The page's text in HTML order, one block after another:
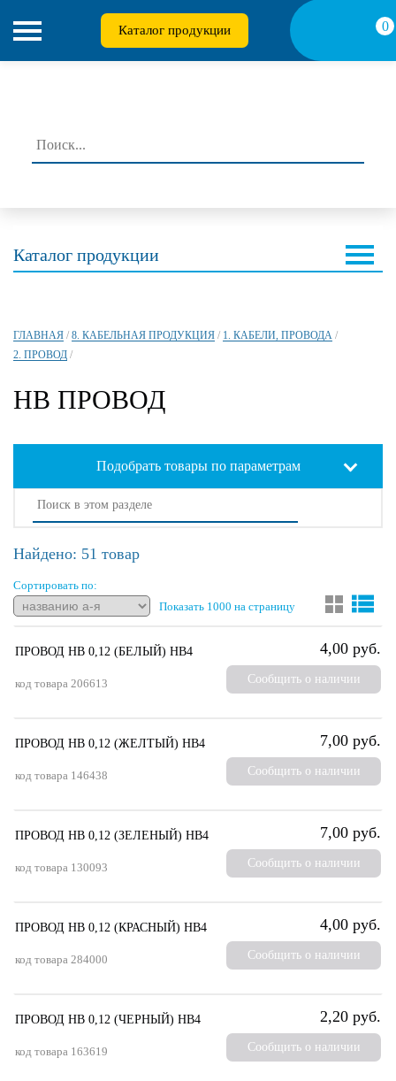
Каталог продукции 0
Каталог продукции
ГЛАВНАЯ / 8. КАБЕЛЬНАЯ ПРОДУКЦИЯ / 1. КАБЕЛИ, ПРОВОДА /
2. ПРОВОД /
НВ ПРОВОД
Подобрать товары по параметрам
Найдено: 51 товар
Сортировать по:
Показать 1000 на страницу
ПРОВОД НВ 0,12 (БЕЛЫЙ) НВ4
код товара 206613
4,00 руб.
Сообщить о наличии
ПРОВОД НВ 0,12 (ЖЕЛТЫЙ) НВ4
код товара 146438
7,00 руб.
Сообщить о наличии
ПРОВОД НВ 0,12 (ЗЕЛЕНЫЙ) НВ4
код товара 130093
7,00 руб.
Сообщить о наличии
ПРОВОД НВ 0,12 (КРАСНЫЙ) НВ4
код товара 284000
4,00 руб.
Сообщить о наличии
ПРОВОД НВ 0,12 (ЧЕРНЫЙ) НВ4
код товара 163619
2,20 руб.
Сообщить о наличии